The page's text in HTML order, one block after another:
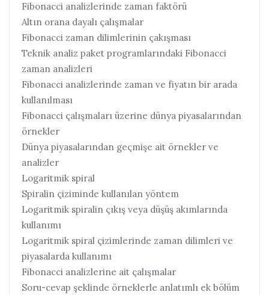
Fibonacci analizlerinde zaman faktörü
Altın orana dayalı çalışmalar
Fibonacci zaman dilimlerinin çakışması
Teknik analiz paket programlarındaki Fibonacci
zaman analizleri
Fibonacci analizlerinde zaman ve fiyatın bir arada
kullanılması
Fibonacci çalışmaları üzerine dünya piyasalarından
örnekler
Dünya piyasalarından geçmişe ait örnekler ve
analizler
Logaritmik spiral
Spiralin çiziminde kullanılan yöntem
Logaritmik spiralin çıkış veya düşüş akımlarında
kullanımı
Logaritmik spiral çizimlerinde zaman dilimleri ve
piyasalarda kullanımı
Fibonacci analizlerine ait çalışmalar
Soru-cevap şeklinde örneklerle anlatımlı ek bölüm